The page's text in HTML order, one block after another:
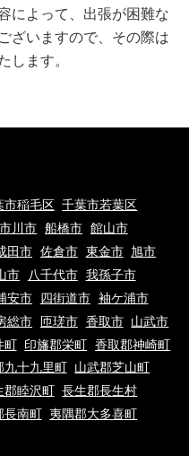
キャンセル料5,500円(税込)を
作業日を変更させていただく場
円(税込)を申し受けます。
5,500円(税込)を申し受けま
が出来ない作業内容と判断した
のご案内の料金と現場を拝見さ
環境やお客様のご依頼内容によ
場合は特別出張料がかかりま
サービスです。
った場合、当サイトは一切責任
いたします。ご契約の際は慎重
対応できない場合は、その旨を
によって、出張が困難な
ざいますので、その際は
します。
市稲毛区 千葉市若葉区
市川市 船橋市 館山市
田市 佐倉市 東金市 旭市
市 八千代市 我孫子市
安市 四街道市 袖ケ浦市
総市 匝瑳市 香取市 山武市
町 印旛郡栄町 香取郡神崎町
九十九里町 山武郡芝山町
郡睦沢町 長生郡長生村
長南町 夷隅郡大多喜町